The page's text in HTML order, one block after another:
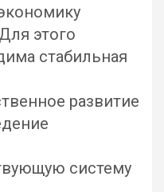
этого
стабильная
развитие
систему